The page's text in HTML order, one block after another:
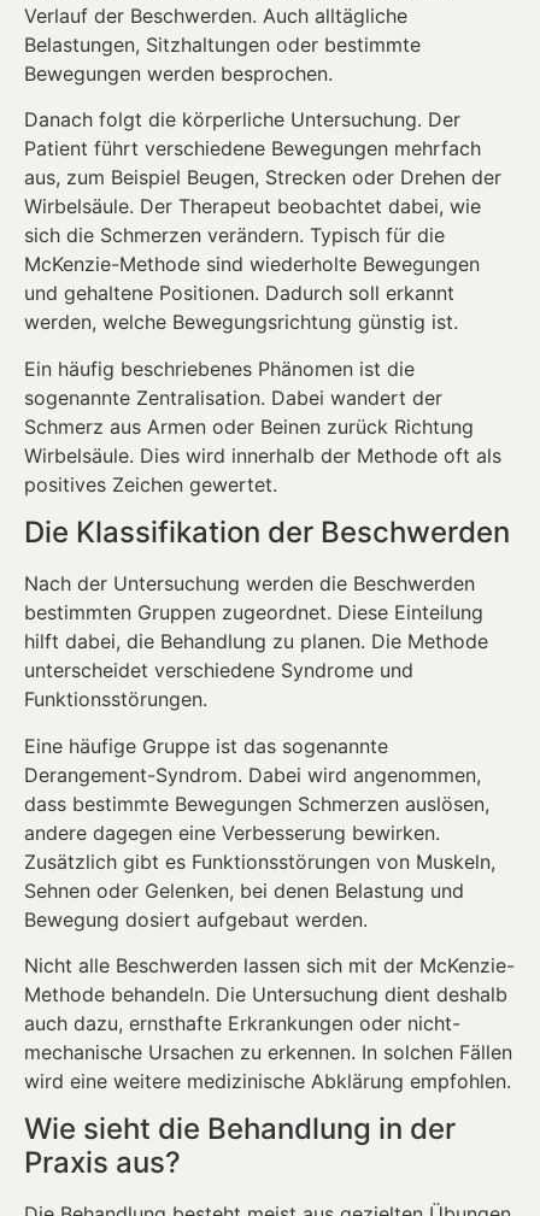
Verlauf der Beschwerden. Auch alltägliche
Belastungen, Sitzhaltungen oder bestimmte
Bewegungen werden besprochen.
Danach folgt die körperliche Untersuchung. Der
Patient führt verschiedene Bewegungen mehrfach
aus, zum Beispiel Beugen, Strecken oder Drehen der
Wirbelsäule. Der Therapeut beobachtet dabei, wie
sich die Schmerzen verändern. Typisch für die
McKenzie-Methode sind wiederholte Bewegungen
und gehaltene Positionen. Dadurch soll erkannt
werden, welche Bewegungsrichtung günstig ist.
Ein häufig beschriebenes Phänomen ist die
sogenannte Zentralisation. Dabei wandert der
Schmerz aus Armen oder Beinen zurück Richtung
Wirbelsäule. Dies wird innerhalb der Methode oft als
positives Zeichen gewertet.
Die Klassifikation der Beschwerden
Nach der Untersuchung werden die Beschwerden
bestimmten Gruppen zugeordnet. Diese Einteilung
hilft dabei, die Behandlung zu planen. Die Methode
unterscheidet verschiedene Syndrome und
Funktionsstörungen.
Eine häufige Gruppe ist das sogenannte
Derangement-Syndrom. Dabei wird angenommen,
dass bestimmte Bewegungen Schmerzen auslösen,
andere dagegen eine Verbesserung bewirken.
Zusätzlich gibt es Funktionsstörungen von Muskeln,
Sehnen oder Gelenken, bei denen Belastung und
Bewegung dosiert aufgebaut werden.
Nicht alle Beschwerden lassen sich mit der McKenzie-
Methode behandeln. Die Untersuchung dient deshalb
auch dazu, ernsthafte Erkrankungen oder nicht-
mechanische Ursachen zu erkennen. In solchen Fällen
wird eine weitere medizinische Abklärung empfohlen.
Wie sieht die Behandlung in der
Praxis aus?